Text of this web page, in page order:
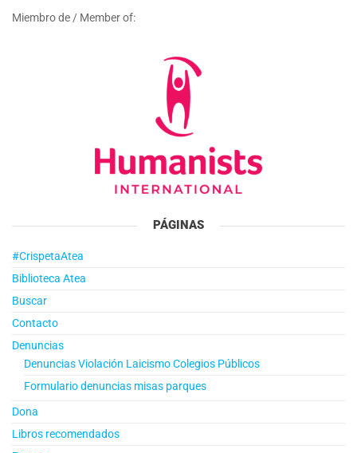
Miembro de / Member of:
PÁGINAS
#CrispetaAtea
Biblioteca Atea
Buscar
Contacto
Denuncias
Denuncias Violación Laicismo Colegios Públicos
Formulario denuncias misas parques
Dona
Libros recomendados